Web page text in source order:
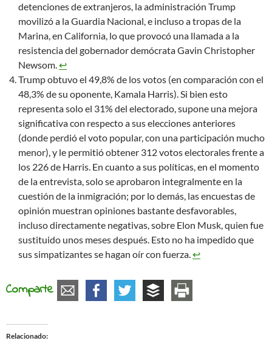
detenciones de extranjeros, la administración Trump
movilizó a la Guardia Nacional, e incluso a tropas de la
Marina, en California, lo que provocó una llamada a la
resistencia del gobernador demócrata Gavin Christopher
Newsom.↩︎
Trump obtuvo el 49,8% de los votos (en comparación con el
48,3% de su oponente, Kamala Harris). Si bien esto
representa solo el 31% del electorado, supone una mejora
significativa con respecto a sus elecciones anteriores
(donde perdió el voto popular, con una participación mucho
menor), y le permitió obtener 312 votos electorales frente a
los 226 de Harris. En cuanto a sus políticas, en el momento
de la entrevista, solo se aprobaron integralmente en la
cuestión de la inmigración; por lo demás, las encuestas de
opinión muestran opiniones bastante desfavorables,
incluso directamente negativas, sobre Elon Musk, quien fue
sustituido unos meses después. Esto no ha impedido que
sus simpatizantes se hagan oír con fuerza.↩︎
Comparte
Relacionado